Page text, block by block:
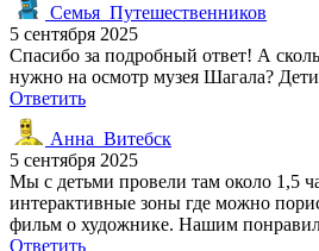
Семья_Путешественников
5 сентября 2025
Спасибо за подробный ответ! А
нужно на осмотр музея Шагала?
Ответить
Анна_Витебск
5 сентября 2025
Мы с детьми провели там около 1,5
интерактивные зоны где можно
фильм о художнике. Нашим
Ответить